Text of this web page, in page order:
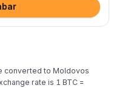
converted to Moldovos
rate is 1 BTC =